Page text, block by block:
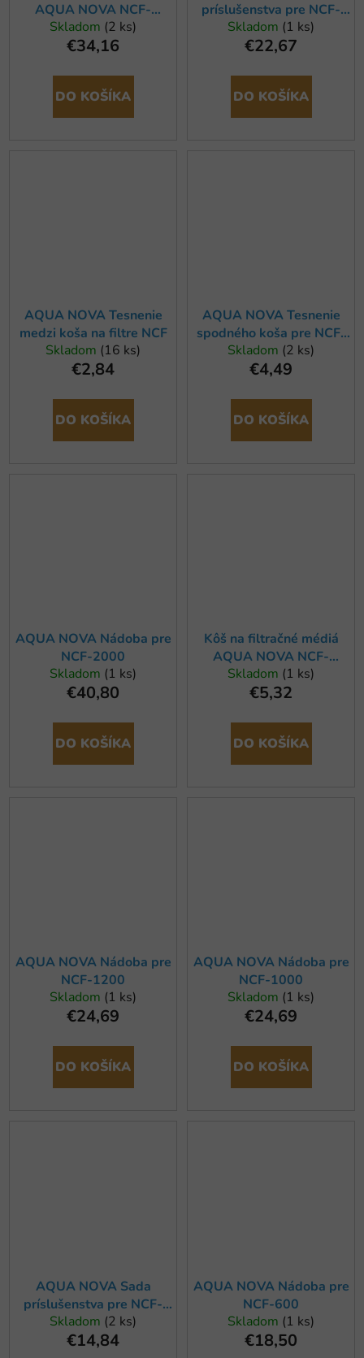
AQUA NOVA NCF-
600/800
Skladom (2 ks)
€34,16
DO KOŠÍKA
príslušenstva pre NCF-
1000/1200/1500
Skladom (1 ks)
€22,67
DO KOŠÍKA
AQUA NOVA Tesnenie
medzi koša na filtre NCF
Skladom (16 ks)
€2,84
DO KOŠÍKA
AQUA NOVA Tesnenie
spodného koša pre NCF-
1000/1200/1500
Skladom (2 ks)
€4,49
DO KOŠÍKA
AQUA NOVA Nádoba pre
NCF-2000
Skladom (1 ks)
€40,80
DO KOŠÍKA
Kôš na filtračné médiá
AQUA NOVA NCF-
1000/1200/1500
Skladom (1 ks)
€5,32
DO KOŠÍKA
AQUA NOVA Nádoba pre
NCF-1200
Skladom (1 ks)
€24,69
DO KOŠÍKA
AQUA NOVA Nádoba pre
NCF-1000
Skladom (1 ks)
€24,69
DO KOŠÍKA
AQUA NOVA Sada
príslušenstva pre NCF-
600/800
Skladom (2 ks)
€14,84
AQUA NOVA Nádoba pre
NCF-600
Skladom (1 ks)
€18,50